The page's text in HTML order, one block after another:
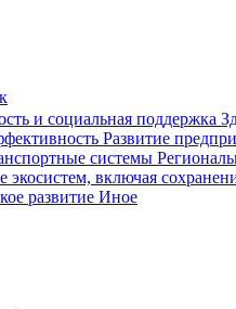
и социальная поддержка
Развитие
системы
экосистем, включая
развитие Иное